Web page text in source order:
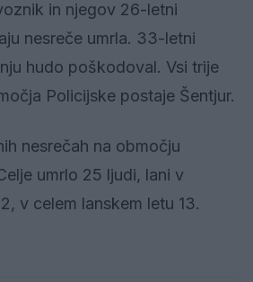
in njegov 26-letni
nesreče umrla. 33-letni
hudo poškodoval. Vsi trije
Policijske postaje Šentjur.
nesrečah na območju
umrlo 25 ljudi, lani v
v celem lanskem letu 13.